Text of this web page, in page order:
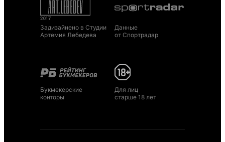
Задизайнено в Студии
Артемия Лебедева
Данные
от Спортрадар
Букмекерские
конторы
Для лиц
старше 18 лет